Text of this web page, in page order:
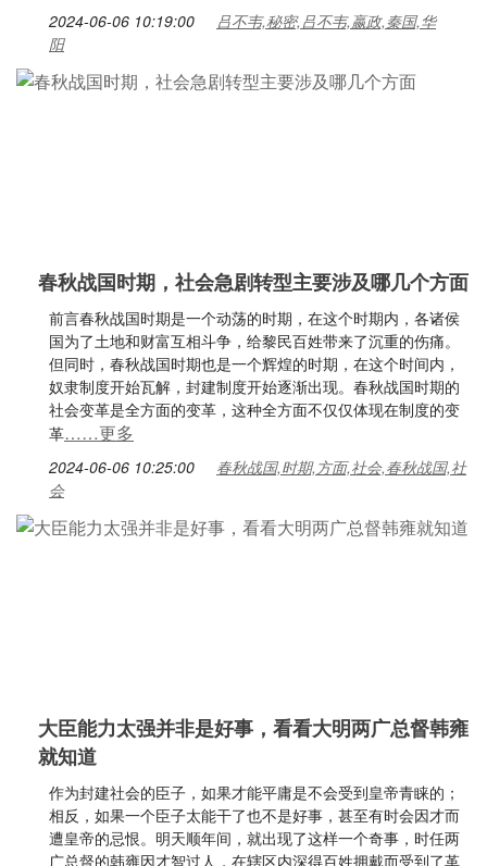
2024-06-06 10:19:00
吕不韦,秘密,吕不韦,嬴政,秦国,华
阳
春秋战国时期，社会急剧转型主要涉及哪几个方面
前言春秋战国时期是一个动荡的时期，在这个时期内，各诸侯
国为了土地和财富互相斗争，给黎民百姓带来了沉重的伤痛。
但同时，春秋战国时期也是一个辉煌的时期，在这个时间内，
奴隶制度开始瓦解，封建制度开始逐渐出现。春秋战国时期的
社会变革是全方面的变革，这种全方面不仅仅体现在制度的变
革……更多
2024-06-06 10:25:00
春秋战国,时期,方面,社会,春秋战国,社
会
大臣能力太强并非是好事，看看大明两广总督韩雍
就知道
作为封建社会的臣子，如果才能平庸是不会受到皇帝青睐的；
相反，如果一个臣子太能干了也不是好事，甚至有时会因才而
遭皇帝的忌恨。明天顺年间，就出现了这样一个奇事，时任两
广总督的韩雍因才智过人，在辖区内深得百姓拥戴而受到了革